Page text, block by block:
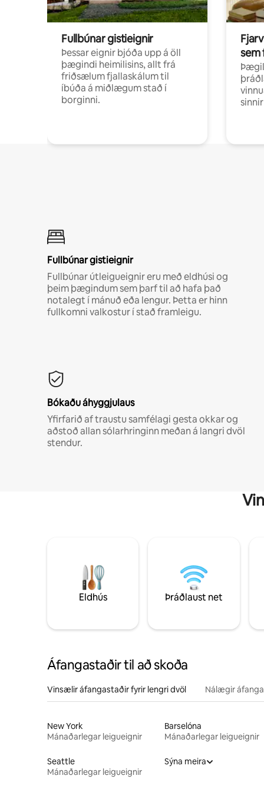
Fullbúnar gistieignir
Þessar eignir bjóða upp á öll
þægindi heimilisins, allt frá
friðsælum fjallaskálum til
íbúða á miðlægum stað í
borginni.
sem
Fullbúnar gistieignir
Fullbúnar útleigueignir eru með eldhúsi og
þeim þægindum sem þarf til að hafa það
notalegt í mánuð eða lengur. Þetta er hinn
fullkomni valkostur í stað framleigu.
Bókaðu áhyggjulaus
Yfirfarið af traustu samfélagi gesta okkar og
aðstoð allan sólarhringinn meðan á langri dvöl
stendur.
Eldhús Þráðlaust net
Áfangastaðir til að skoða
Vinsælir áfangastaðir fyrir lengri dvöl Nálægir
New York
Mánaðarlegar leigueignir
Barselóna
Mánaðarlegar leigueignir
Seattle
Mánaðarlegar leigueignir
Sýna meira